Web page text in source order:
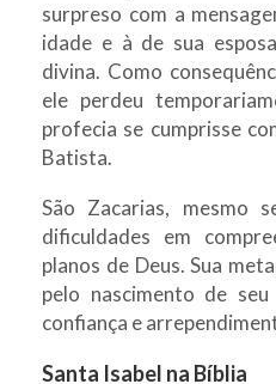
surpreso com a
idade e à de sua
divina. Como
ele perdeu
profecia se cumprisse
Batista.
São Zacarias, mesmo
dificuldades em
planos de Deus. Sua
pelo nascimento de
confiança e
Santa Isabel na Bíblia